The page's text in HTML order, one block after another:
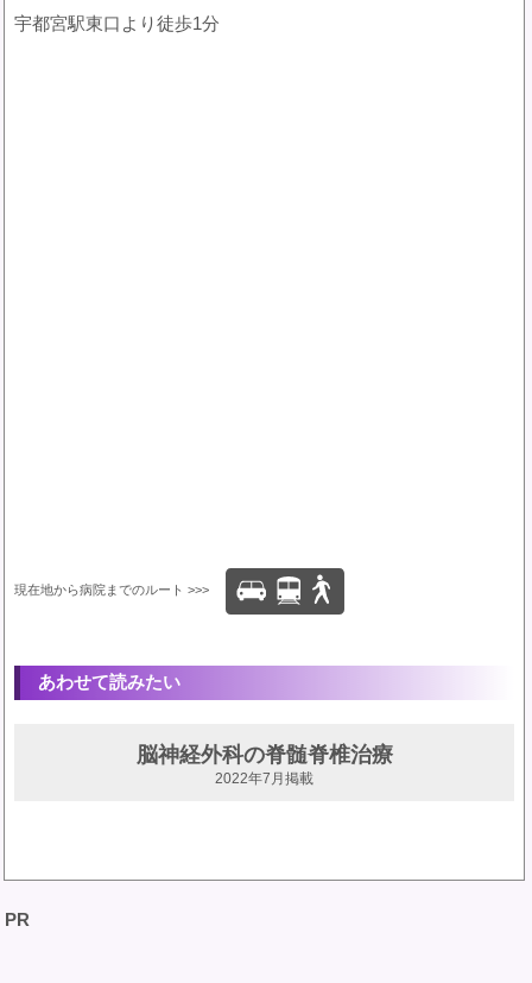
宇都宮駅東口より徒歩1分
現在地から病院までのルート >>>
あわせて読みたい
脳神経外科の脊髄脊椎治療
2022年7月掲載
PR